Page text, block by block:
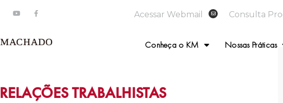
Acessar Webmail Consulta
Conheça o KM Nossas Práticas
RELAÇÕES TRABALHISTAS